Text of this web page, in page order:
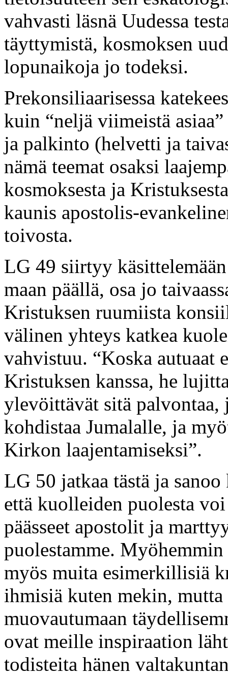
vahvasti läsnä Uudessa
täyttymistä, kosmoksen
lopunaikoja jo todeksi.
Prekonsiliaarisessa
kuin “neljä viimeistä
ja palkinto (helvetti ja
nämä teemat osaksi
kosmoksesta ja
kaunis apostolis-
toivosta.
LG 49 siirtyy
maan päällä, osa jo
Kristuksen ruumiista
välinen yhteys katkea
vahvistuu. “Koska autuaat
Kristuksen kanssa, he
ylevöittävät sitä
kohdistaa Jumalalle, ja
Kirkon laajentamiseksi”.
LG 50 jatkaa tästä ja
että kuolleiden puolesta
päässeet apostolit ja
puolestamme.
myös muita esimerkillisiä
ihmisiä kuten mekin,
muovautumaan
ovat meille inspiraation
todisteita hänen